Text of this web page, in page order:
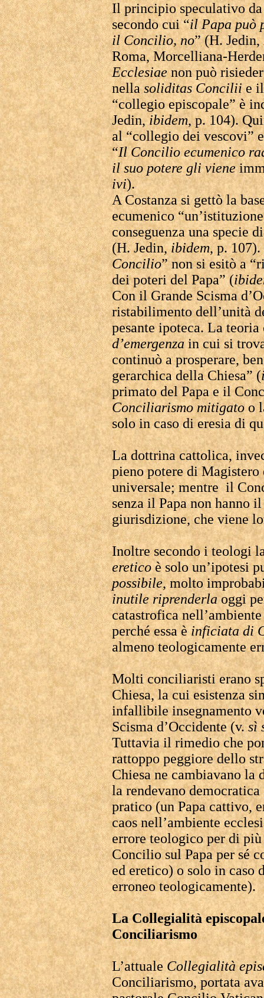
Il principio speculativo
secondo cui “il Papa può
il Concilio, no” (H. Jedin,
Roma, Morcelliana-
Ecclesiaenon può
nellasoliditas Conciliie
“collegio episcopale” è
Jedin,ibidem, p. 104).
al “collegio dei vescovi”
“Il Concilio ecumenico
il suo potere gli viene
ivi).
A Costanza si gettò la
ecumenico
conseguenza una specie
(H. Jedin,ibidem, p.
Concilio” non si esitò a
dei poteri del Papa” (
Con il Grande Scisma
ristabilimento dell’unità
pesante ipoteca. La
d’emergenzain cui si
continuò a prosperare,
gerarchica della Chiesa” (
primato del Papa e il
Conciliarismo mitigatoo
solo in caso di eresia di
La dottrina cattolica,
pieno potere di
universale; mentre il
senza il Papa non hanno
giurisdizione, che viene
Inoltre secondo i teologi
ereticoè solo un’ipotesi
possibile, molto
inutile riprenderlaoggi
catastrofica
perché essa èinficiata di
almeno teologicamente
Molti conciliaristi erano
Chiesa, la cui esistenza
infallibile insegnamento
Scisma d’Occidente (v.sì
Tuttavia il rimedio che
rattoppo peggiore dello
Chiesa ne cambiavano
la rendevano
pratico (un Papa cattivo,
caos nell’ambiente
errore teologico per di
Concilio sul Papa per sé
ed eretico) o solo in caso
erroneo teologicamente).
La Collegialità
Conciliarismo
L’attualeCollegialità
Conciliarismo, portata